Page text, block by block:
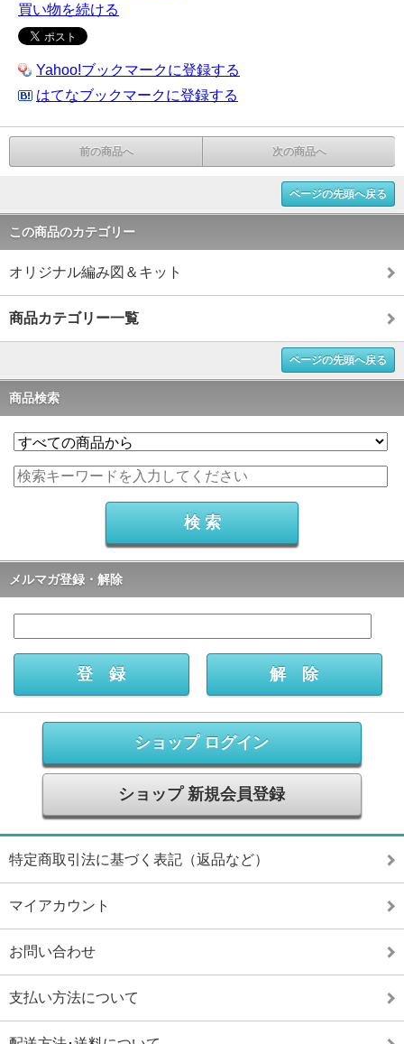
買い物を続ける
Yahoo!ブックマークに登録する
はてなブックマークに登録する
前の商品へ 次の商品へ
ページの先頭へ戻る
この商品のカテゴリー
オリジナル編み図＆キット
商品カテゴリー一覧
ページの先頭へ戻る
商品検索
メルマガ登録・解除
ショップ ログイン
ショップ 新規会員登録
特定商取引法に基づく表記（返品など）
マイアカウント
お問い合わせ
支払い方法について